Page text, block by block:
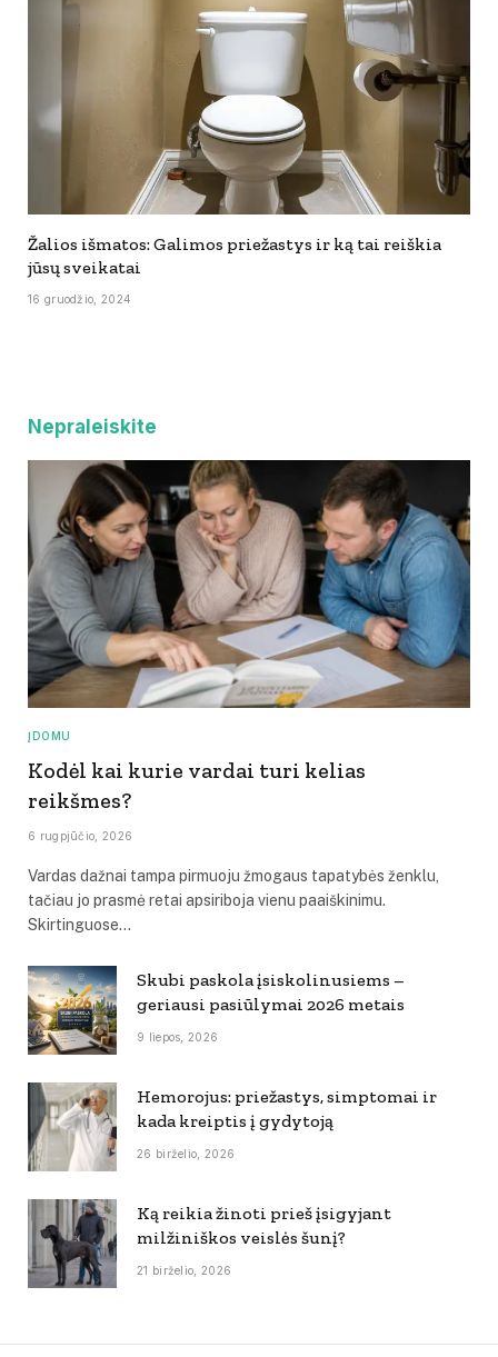
Žalios išmatos: Galimos priežastys ir ką tai reiškia
jūsų sveikatai
16 gruodžio, 2024
Nepraleiskite
ĮDOMU
Kodėl kai kurie vardai turi kelias
reikšmes?
6 rugpjūčio, 2026
Vardas dažnai tampa pirmuoju žmogaus tapatybės ženklu,
tačiau jo prasmė retai apsiriboja vienu paaiškinimu.
Skirtinguose…
Skubi paskola įsiskolinusiems –
geriausi pasiūlymai 2026 metais
9 liepos, 2026
Hemorojus: priežastys, simptomai ir
kada kreiptis į gydytoją
26 birželio, 2026
Ką reikia žinoti prieš įsigyjant
milžiniškos veislės šunį?
21 birželio, 2026